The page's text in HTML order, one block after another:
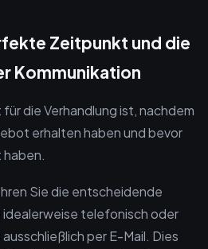
Zeitpunkt und die
Kommunikation
die Verhandlung ist, nachdem
erhalten haben und bevor
Sie die entscheidende
idealerweise telefonisch oder
per E-Mail. Dies